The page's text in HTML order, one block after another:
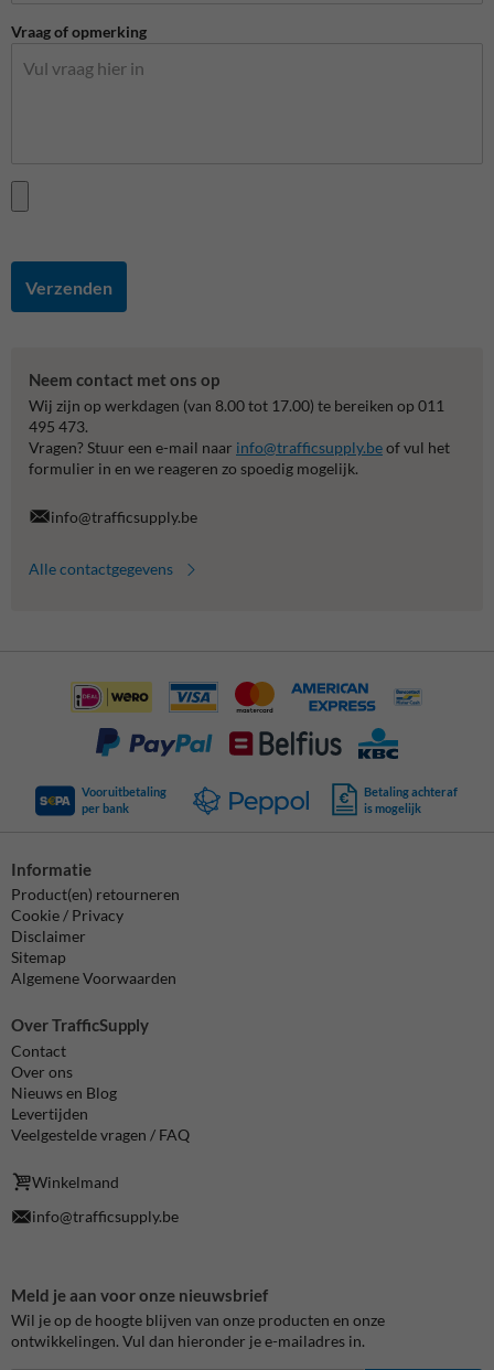
Vraag of opmerking
Verzenden
Neem contact met ons op
Wij zijn op werkdagen (van 8.00 tot 17.00) te bereiken op 011
495 473.
Vragen? Stuur een e-mail naar info@trafficsupply.beof vul het
formulier in en we reageren zo spoedig mogelijk.
info@trafficsupply.be
Alle contactgegevens
Vooruitbetaling
per bank
Betaling achteraf
is mogelijk
Informatie
Product(en) retourneren
Cookie / Privacy
Disclaimer
Sitemap
Algemene Voorwaarden
Over TrafficSupply
Contact
Over ons
Nieuws en Blog
Levertijden
Veelgestelde vragen / FAQ
Winkelmand
info@trafficsupply.be
Meld je aan voor onze nieuwsbrief
Wil je op de hoogte blijven van onze producten en onze
ontwikkelingen. Vul dan hieronder je e-mailadres in.